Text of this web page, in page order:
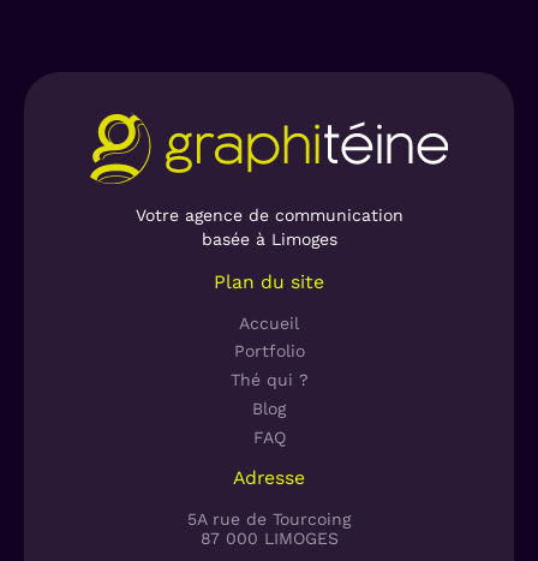
Votre agence de communication
basée à Limoges
Plan du site
Accueil
Portfolio
Thé qui ?
Blog
FAQ
Adresse
5A rue de Tourcoing
87 000 LIMOGES